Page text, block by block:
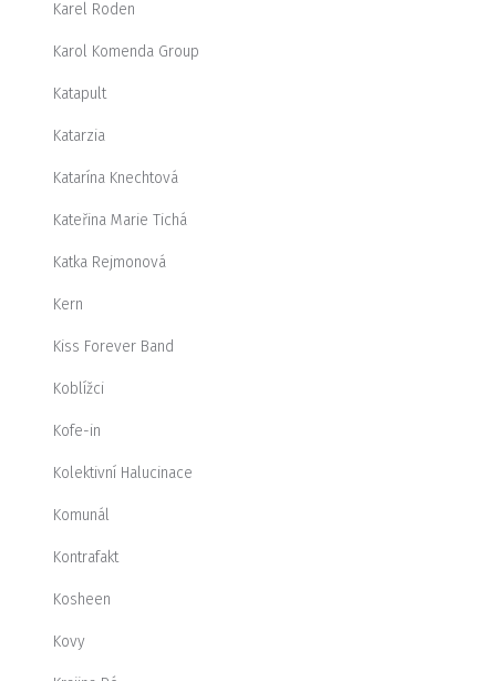
Karel Roden
Karol Komenda Group
Katapult
Katarzia
Katarína Knechtová
Kateřina Marie Tichá
Katka Rejmonová
Kern
Kiss Forever Band
Koblížci
Kofe-in
Kolektivní Halucinace
Komunál
Kontrafakt
Kosheen
Kovy